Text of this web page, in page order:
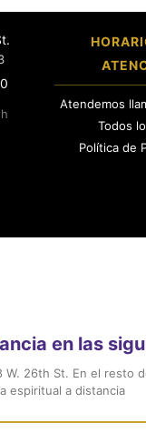
Atendemos
Todos
Política de
en las
26th St. En el resto
espiritual a distancia